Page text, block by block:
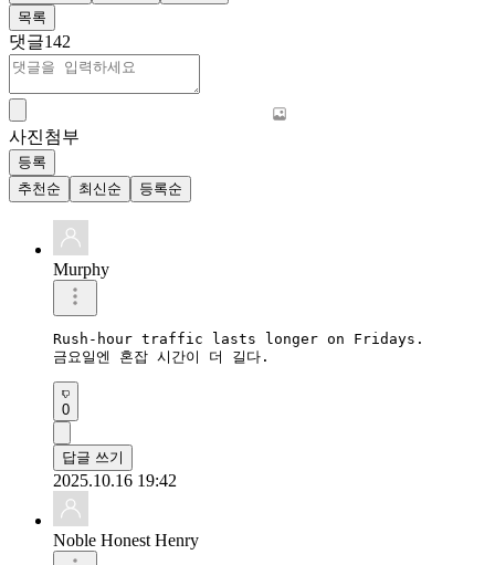
목록
댓글142
사진첨부
등록
추천순
최신순 등록순
Murphy
Rush-hour traffic lasts longer on Fridays.
금요일엔 혼잡 시간이 더 길다.
0
답글 쓰기
2025.10.16 19:42
Noble Honest Henry